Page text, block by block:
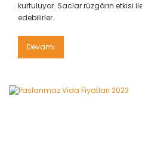
kurtuluyor. Saclar rüzgârın etkisi
edebilirler.
Devamı